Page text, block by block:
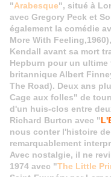
"Arabesque", situé à
avec Gregory Peck et
également la comédie
More With
Kendall avant sa mort
Hepburn pour un
britannique Albert
The Road). Deux ans
Cage aux folles" de
d'un huis-clos entre
Richard Burton avec "
nous conter l'histoire
remarquablement
Avec nostalgie, il ne
1974 avec "The Little